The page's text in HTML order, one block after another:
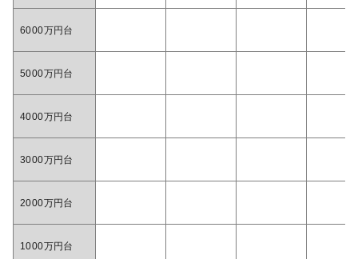
6000万円台
5000万円台
4000万円台
3000万円台
2000万円台
1000万円台